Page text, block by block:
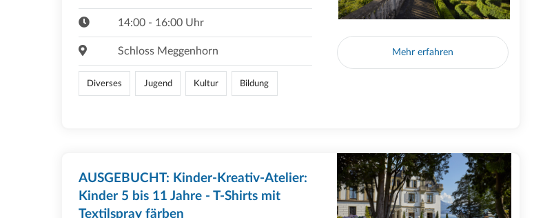
14:00 - 16:00 Uhr
Schloss Meggenhorn
Diverses Jugend Kultur Bildung
Mehr erfahren
AUSGEBUCHT: Kinder-Kreativ-Atelier:
Kinder 5 bis 11 Jahre - T-Shirts mit
Textilspray färben